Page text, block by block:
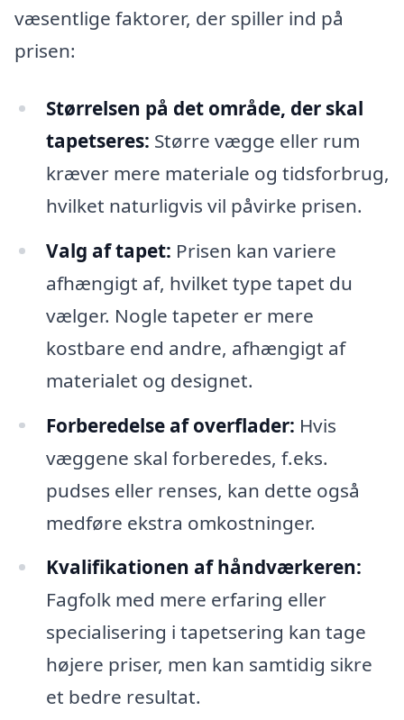
væsentlige faktorer, der spiller ind på
prisen:
Størrelsen på det område, der skal
tapetseres: Større vægge eller rum
kræver mere materiale og tidsforbrug,
hvilket naturligvis vil påvirke prisen.
Valg af tapet: Prisen kan variere
afhængigt af, hvilket type tapet du
vælger. Nogle tapeter er mere
kostbare end andre, afhængigt af
materialet og designet.
Forberedelse af overflader: Hvis
væggene skal forberedes, f.eks.
pudses eller renses, kan dette også
medføre ekstra omkostninger.
Kvalifikationen af håndværkeren:
Fagfolk med mere erfaring eller
specialisering i tapetsering kan tage
højere priser, men kan samtidig sikre
et bedre resultat.